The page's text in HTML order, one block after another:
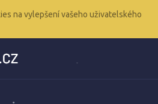
na vylepšení vašeho uživatelského